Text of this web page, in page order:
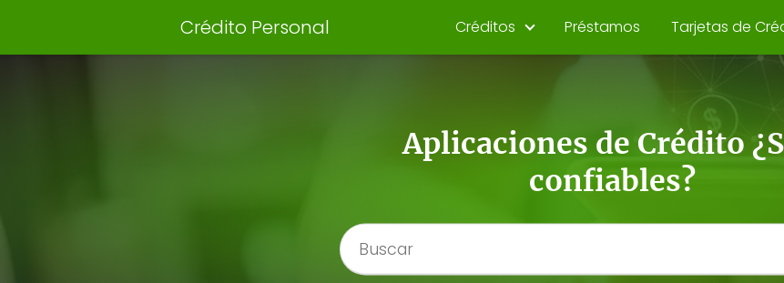
Crédito Personal Créditos Préstamos Tarjetas de
Aplicaciones de Crédito
confiables?